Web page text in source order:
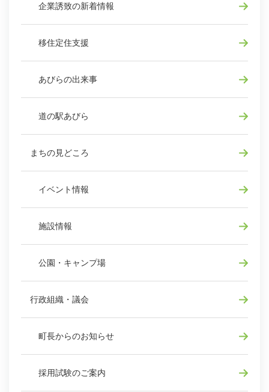
企業誘致の新着情報
移住定住支援
あびらの出来事
道の駅あびら
まちの見どころ
イベント情報
施設情報
公園・キャンプ場
行政組織・議会
町長からのお知らせ
採用試験のご案内